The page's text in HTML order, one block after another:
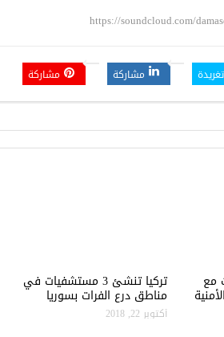
https://soundcloud.com/
تغريدة مشاركة مشاركة
مع تركيا تنشئ 3 مستشفيات في
مناطق درع الفرات بسوريا
أكتوبر 22, 2018